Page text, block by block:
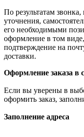
По результатам
уточнения,
его необходимыми
оформление в том
подтверждение на
доставки.
Оформление заказа в
Если вы уверены в
оформить заказ,
Заполнение адреса